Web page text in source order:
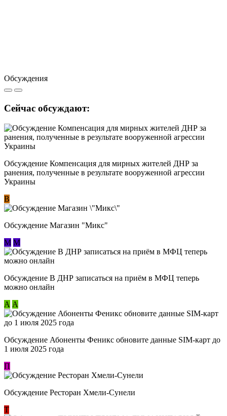
Обсуждения
Сейчас обсуждают:
Обсуждение Компенсация для мирных жителей ДНР за
ранения, полученные в результате вооруженной агрессии
Украины
В
Обсуждение Магазин "Микс"
М М
Обсуждение В ДНР записаться на приём в МФЦ теперь
можно онлайн
А А
Обсуждение Абоненты Феникс обновите данные SIM-карт до
1 июля 2025 года
П
Обсуждение Ресторан Хмели-Сунели
Т